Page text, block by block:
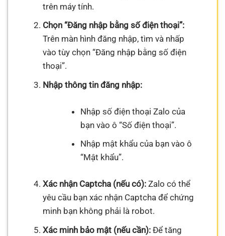
trên máy tính.
Chọn “Đăng nhập bằng số điện thoại”:
Trên màn hình đăng nhập, tìm và nhấp
vào tùy chọn “Đăng nhập bằng số điện
thoại”.
Nhập thông tin đăng nhập:
Nhập số điện thoại Zalo của
bạn vào ô “Số điện thoại”.
Nhập mật khẩu của bạn vào ô
“Mật khẩu”.
Xác nhận Captcha (nếu có):Zalo có thể
yêu cầu bạn xác nhận Captcha để chứng
minh bạn không phải là robot.
Xác minh bảo mật (nếu cần):Để tăng